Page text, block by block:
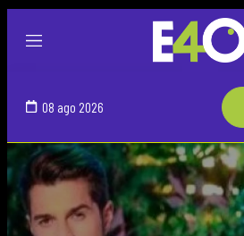
Menú
08 ago 2026